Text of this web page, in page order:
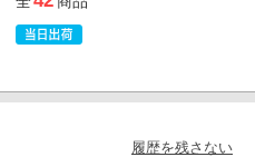
履歴を残さない